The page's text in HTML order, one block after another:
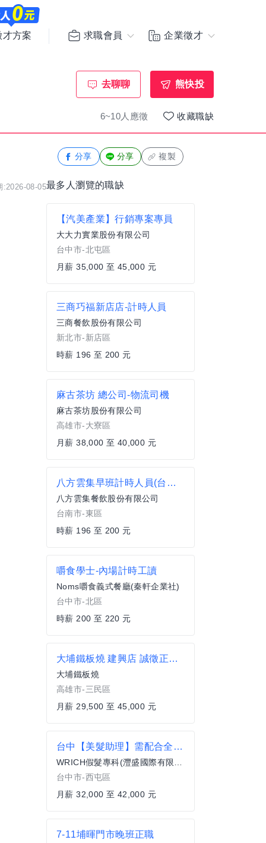
才方案 求職會員 企業徵才
去聊聊 熊快投
6~10人應徵 收藏職缺
:2026-08-05
分享 分享 複製
最多人瀏覽的職缺
【汽美產業】行銷專案專員
大大力實業股份有限公司
台中市-北屯區
月薪 35,000 至 45,000 元
三商巧福新店店-計時人員
三商餐飲股份有限公司
新北市-新店區
時薪 196 至 200 元
麻古茶坊 總公司-物流司機
麻古茶坊股份有限公司
高雄市-大寮區
月薪 38,000 至 40,000 元
八方雲集早班計時人員(台南東寧店)
八方雲集餐飲股份有限公司
台南市-東區
時薪 196 至 200 元
嚼食學士-內場計時工讀
Noms嚼食義式餐廳(秦軒企業社)
台中市-北區
時薪 200 至 220 元
大埔鐵板燒 建興店 誠徵正職時間可談
大埔鐵板燒
高雄市-三民區
月薪 29,500 至 45,000 元
台中【美髮助理】需配合全台出差 / 貼身協助老闆行程
WRICH假髮專科(灃盛國際有限公司)
台中市-西屯區
月薪 32,000 至 42,000 元
7-11埔暉門市晚班正職